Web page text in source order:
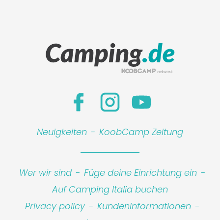
Neuigkeiten - KoobCamp Zeitung
Wer wir sind - Füge deine Einrichtung ein -
Auf Camping Italia buchen
Privacy policy - Kundeninformationen -